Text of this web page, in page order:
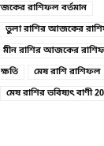
রাশিফল বর্তমান
তুলা রাশির আজকের
মীন রাশির আজকের
মেষ রাশি রাশিফল
মেষ রাশির ভবিষ্যৎ বাণী